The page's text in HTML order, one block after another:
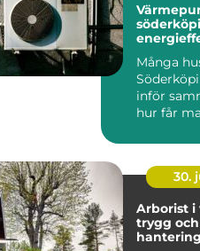
Många
inför
hur får
året ru...
30.
Arborist i
trygg